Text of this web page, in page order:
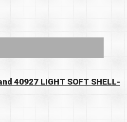
40927 LIGHT SOFT SHELL-